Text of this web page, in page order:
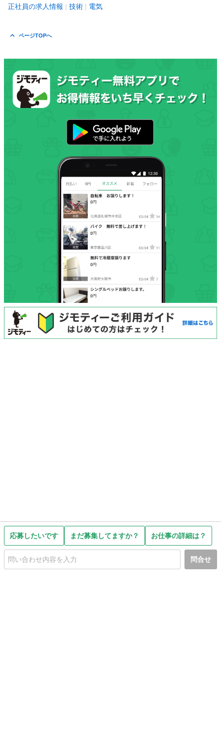
応募したいです まだ募集してますか？ お仕事の詳細は？
問合せ
正社員の求人情報 技術 電気
ページTOPへ